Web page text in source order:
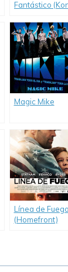
Fantástico
Magic Mike
Línea de Fuego
(Homefront)